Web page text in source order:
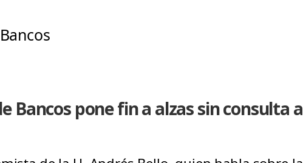
Bancos pone fin a alzas sin consulta a